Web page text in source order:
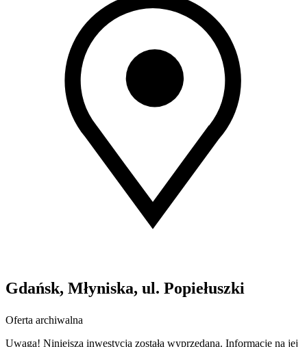
Gdańsk, Młyniska, ul. Popiełuszki
Oferta archiwalna
Uwaga! Niniejsza inwestycja została wyprzedana. Informacje na jej